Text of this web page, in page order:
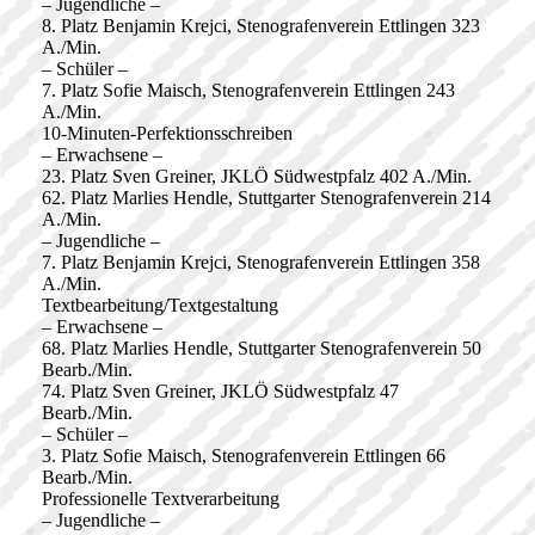
– Jugendliche –
8. Platz Benjamin Krejci, Stenografenverein Ettlingen 323
A./Min.
– Schüler –
7. Platz Sofie Maisch, Stenografenverein Ettlingen 243
A./Min.
10-Minuten-Perfektionsschreiben
– Erwachsene –
23. Platz Sven Greiner, JKLÖ Südwestpfalz 402 A./Min.
62. Platz Marlies Hendle, Stuttgarter Stenografenverein 214
A./Min.
– Jugendliche –
7. Platz Benjamin Krejci, Stenografenverein Ettlingen 358
A./Min.
Textbearbeitung/Textgestaltung
– Erwachsene –
68. Platz Marlies Hendle, Stuttgarter Stenografenverein 50
Bearb./Min.
74. Platz Sven Greiner, JKLÖ Südwestpfalz 47
Bearb./Min.
– Schüler –
3. Platz Sofie Maisch, Stenografenverein Ettlingen 66
Bearb./Min.
Professionelle Textverarbeitung
– Jugendliche –